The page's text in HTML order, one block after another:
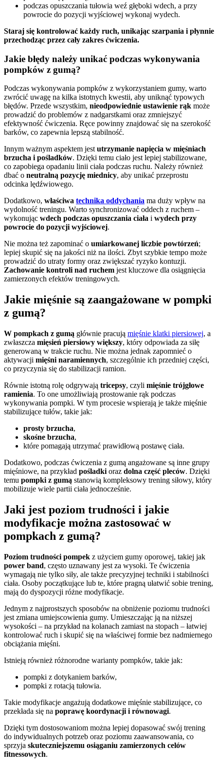
podczas opuszczania tułowia weź głęboki wdech, a przy
powrocie do pozycji wyjściowej wykonaj wydech.
Staraj się kontrolować każdy ruch, unikając szarpania i płynnie
przechodząc przez cały zakres ćwiczenia.
Jakie błędy należy unikać podczas wykonywania
pompków z gumą?
Podczas wykonywania pompków z wykorzystaniem gumy, warto
zwrócić uwagę na kilka istotnych kwestii, aby uniknąć typowych
błędów. Przede wszystkim, nieodpowiednie ustawienie rąk może
prowadzić do problemów z nadgarstkami oraz zmniejszyć
efektywność ćwiczenia. Ręce powinny znajdować się na szerokość
barków, co zapewnia lepszą stabilność.
Innym ważnym aspektem jestutrzymanie napięcia w mięśniach
brzucha i pośladków. Dzięki temu ciało jest lepiej stabilizowane,
co zapobiega opadaniu linii ciała podczas ruchu. Należy również
dbać o neutralną pozycję miednicy, aby unikać przeprostu
odcinka lędźwiowego.
Dodatkowo, właściwa technika oddychania ma duży wpływ na
wydolność treningu. Warto synchronizować oddech z ruchem –
wykonując wdech podczas opuszczania ciała i wydech przy
powrocie do pozycji wyjściowej.
Nie można też zapominać o umiarkowanej liczbie powtórzeń;
lepiej skupić się na jakości niż na ilości. Zbyt szybkie tempo może
prowadzić do utraty formy oraz zwiększać ryzyko kontuzji.
Zachowanie kontroli nad ruchem jest kluczowe dla osiągnięcia
zamierzonych efektów treningowych.
Jakie mięśnie są zaangażowane w pompki
z gumą?
W pompkach z gumą głównie pracują mięśnie klatki piersiowej, a
zwłaszcza mięsień piersiowy większy, który odpowiada za siłę
generowaną w trakcie ruchu. Nie można jednak zapomnieć o
aktywacji mięśni naramiennych, szczególnie ich przedniej części,
co przyczynia się do stabilizacji ramion.
Równie istotną rolę odgrywają tricepsy, czyli mięśnie trójgłowe
ramienia. To one umożliwiają prostowanie rąk podczas
wykonywania pompki. W tym procesie wspierają je także mięśnie
stabilizujące tułów, takie jak:
prosty brzucha,
skośne brzucha,
które pomagają utrzymać prawidłową postawę ciała.
Dodatkowo, podczas ćwiczenia z gumą angażowane są inne grupy
mięśniowe, na przykład pośladki oraz dolna część pleców. Dzięki
temu pompki z gumą stanowią kompleksowy trening siłowy, który
mobilizuje wiele partii ciała jednocześnie.
Jaki jest poziom trudności i jakie
modyfikacje można zastosować w
pompkach z gumą?
Poziom trudności pompek z użyciem gumy oporowej, takiej jak
power band, często uznawany jest za wysoki. Te ćwiczenia
wymagają nie tylko siły, ale także precyzyjnej techniki i stabilności
ciała. Osoby początkujące lub te, które pragną ułatwić sobie trening,
mają do dyspozycji różne modyfikacje.
Jednym z najprostszych sposobów na obniżenie poziomu trudności
jest zmiana umiejscowienia gumy. Umieszczając ją na niższej
wysokości – na przykład na kolanach zamiast na stopach – łatwiej
kontrolować ruch i skupić się na właściwej formie bez nadmiernego
obciążania mięśni.
Istnieją również różnorodne warianty pompków, takie jak:
pompki z dotykaniem barków,
pompki z rotacją tułowia.
Takie modyfikacje angażują dodatkowe mięśnie stabilizujące, co
przekłada się na poprawę koordynacji i równowagi.
Dzięki tym dostosowaniom można lepiej dopasować swój trening
do indywidualnych potrzeb oraz poziomu zaawansowania, co
sprzyja skuteczniejszemu osiąganiu zamierzonych celów
fitnessowych.